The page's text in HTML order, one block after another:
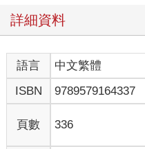
的意思修改。果然，A老闆接
自從這筆生意成交後，A老闆
賺了一筆金額不小的佣金。
之後，當威廉說起自己的這
於知道自己過去失敗的原因
的圖樣，卻從未考慮過客戶
的意見，讓他認為那些圖樣
買，他也會主動買的。」
詳細資料
語言 中文繁體
ISBN
9789579164337
頁數 336